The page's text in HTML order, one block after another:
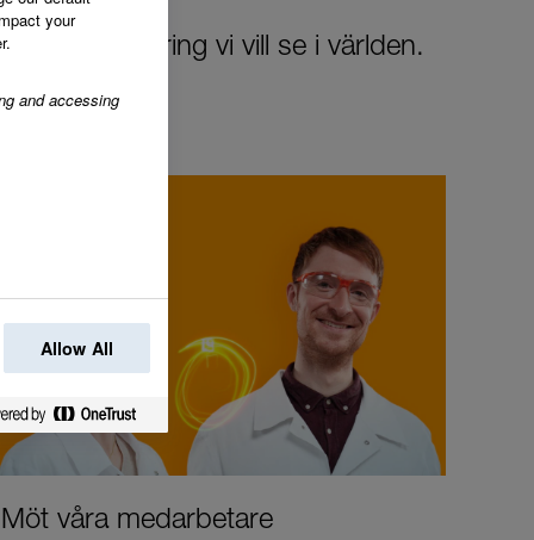
den förändring vi vill se i världen.
Möt våra medarbetare
your
and accessing
Allow All